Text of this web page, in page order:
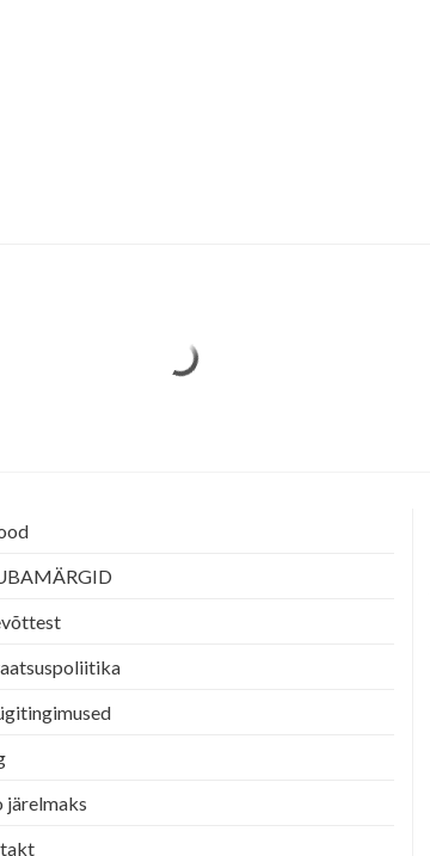
järelmaks